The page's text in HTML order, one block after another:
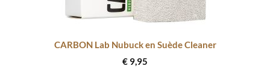
CARBON Lab Nubuck en Suède Cleaner
€ 9,95